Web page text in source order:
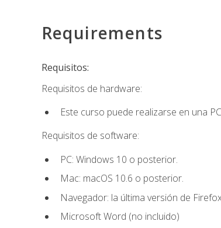
Requirements
Requisitos:
Requisitos de hardware:
Este curso puede realizarse en una
Requisitos de software:
PC: Windows 10 o posterior.
Mac: macOS 10.6 o posterior.
Navegador: la última versión de
Microsoft Word (no incluido)